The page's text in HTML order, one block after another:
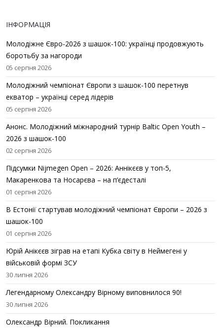
ІНФОРМАЦІЯ
Молодіжне Євро-2026 з шашок-100: українці продовжують
боротьбу за нагороди
05 серпня 2026
Молодіжний чемпіонат Європи з шашок-100 перетнув
екватор – українці серед лідерів
05 серпня 2026
Анонс. Молодіжний міжнародний турнір Baltic Open Youth –
2026 з шашок-100
02 серпня 2026
Підсумки Nijmegen Open – 2026: Аннікєєв у топ-5,
Макаренкова та Носарєва – на п’єдесталі
01 серпня 2026
В Естонії стартував молодіжний чемпіонат Європи – 2026 з
шашок-100
01 серпня 2026
Юрій Анікєєв зіграв на етапі Кубка світу в Неймегені у
військовій формі ЗСУ
30 липня 2026
Легендарному Олександру Вірному виповнилося 90!
30 липня 2026
Олександр Вірний. Покликання